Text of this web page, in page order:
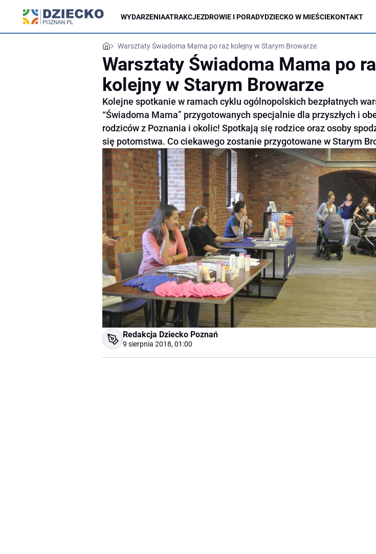
WYDARZENIAATRAKCJEZDROWIE I PORADYDZIECKO W MIEŚCIEKONTAKT
Warsztaty Świadoma Mama po raz kolejny w Starym Browarze
Warsztaty Świadoma Mama po
kolejny w Starym Browarze
Kolejne spotkanie w ramach cyklu ogólnopolskich bezpłatnych
“Świadoma Mama” przygotowanych specjalnie dla przyszłych i
rodziców z Poznania i okolic! Spotkają się rodzice oraz osoby
się potomstwa. Co ciekawego zostanie przygotowane w Starym
Redakcja Dziecko Poznań
9 sierpnia 2018, 01:00